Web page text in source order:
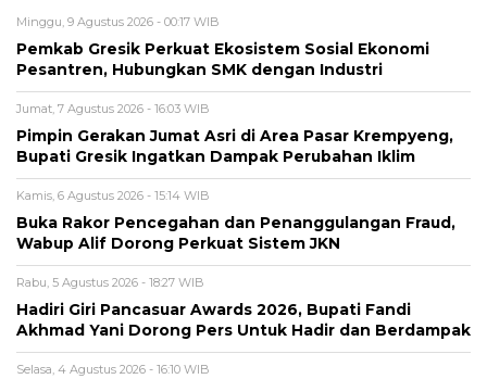
Minggu, 9 Agustus 2026 - 00:17 WIB
Pemkab Gresik Perkuat Ekosistem Sosial Ekonomi
Pesantren, Hubungkan SMK dengan Industri
Jumat, 7 Agustus 2026 - 16:03 WIB
Pimpin Gerakan Jumat Asri di Area Pasar Krempyeng,
Bupati Gresik Ingatkan Dampak Perubahan Iklim
Kamis, 6 Agustus 2026 - 15:14 WIB
Buka Rakor Pencegahan dan Penanggulangan Fraud,
Wabup Alif Dorong Perkuat Sistem JKN
Rabu, 5 Agustus 2026 - 18:27 WIB
Hadiri Giri Pancasuar Awards 2026, Bupati Fandi
Akhmad Yani Dorong Pers Untuk Hadir dan Berdampak
Selasa, 4 Agustus 2026 - 16:10 WIB